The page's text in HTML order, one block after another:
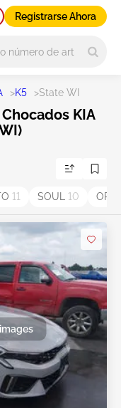
Registrarse Ahora
>K5 >State WI
KIA
11 SOUL 10